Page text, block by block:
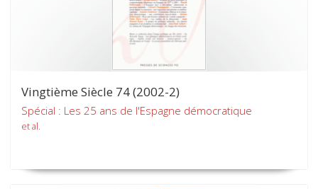
Vingtième Siècle 74 (2002-2)
Spécial : Les 25 ans de l'Espagne démocratique
et al.